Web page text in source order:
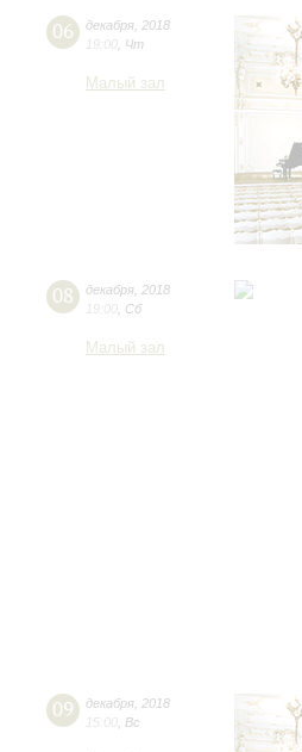
06 декабря 2018
19:00 Чт
Малый зал
08 декабря 2018
19:00 Сб
Малый зал
09 декабря 2018
15:00 Вс